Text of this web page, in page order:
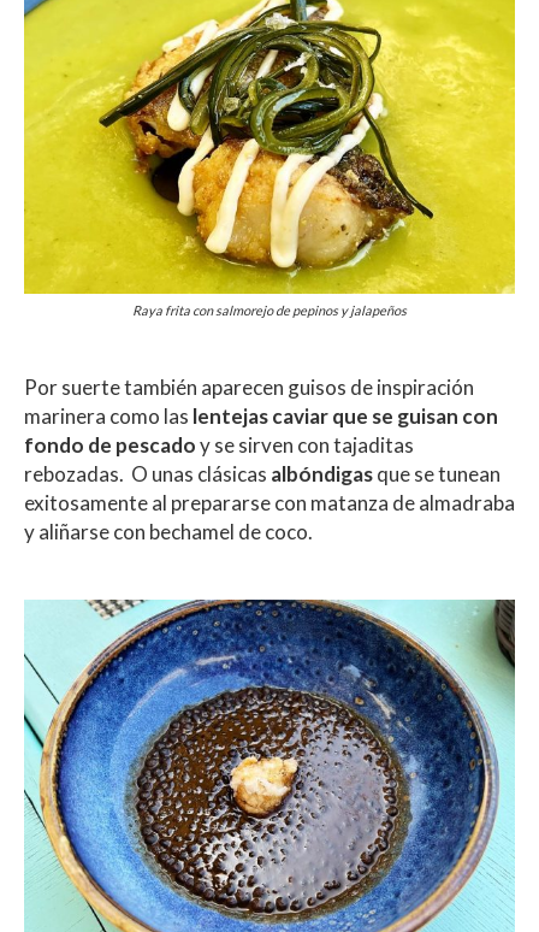
Raya frita con salmorejo de pepinos y jalapeños
Por suerte también aparecen guisos de inspiración
marinera como las lentejas caviar que se guisan con
fondo de pescadoy se sirven con tajaditas
rebozadas. O unas clásicas albóndigasque se tunean
exitosamente al prepararse con matanza de almadraba
y aliñarse con bechamel de coco.